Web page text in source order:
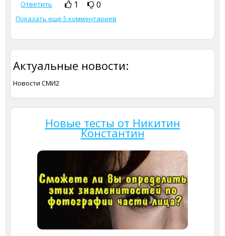
Ответить
1 0
Показать еще 5 комментариев
Актуальные новости:
Новости СМИ2
Новые тесты от Никитин
Константин